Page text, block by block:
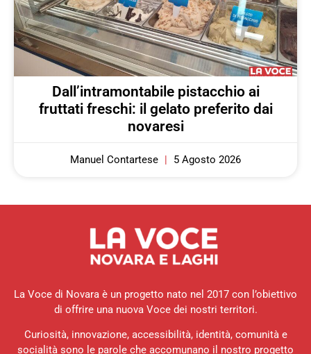
Dall’intramontabile pistacchio ai
fruttati freschi: il gelato preferito dai
novaresi
Manuel Contartese 5 Agosto 2026
La Voce di Novara è un progetto nato nel 2017 con l’obiettivo
di offrire una nuova Voce dei nostri territori.
Curiosità, innovazione, accessibilità, identità, comunità e
socialità sono le parole che accomunano il nostro progetto